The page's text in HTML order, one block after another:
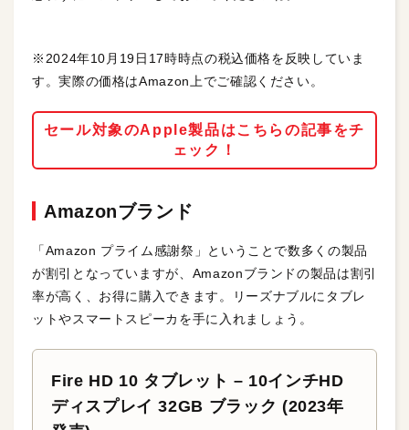
※2024年10月19日17時時点の税込価格を反映していま
す。実際の価格はAmazon上でご確認ください。
セール対象のApple製品はこちらの記事をチ
ェック！
Amazonブランド
「Amazon プライム感謝祭」ということで数多くの製品
が割引となっていますが、Amazonブランドの製品は割引
率が高く、お得に購入できます。リーズナブルにタブレ
ットやスマートスピーカを手に入れましょう。
Fire HD 10 タブレット – 10インチHD
ディスプレイ 32GB ブラック (2023年